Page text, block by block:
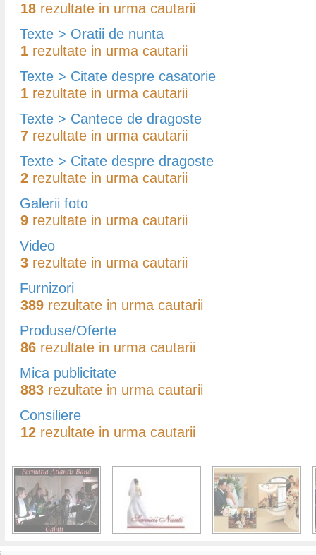
18 rezultate in urma cautarii
Texte > Oratii de nunta
1 rezultate in urma cautarii
Texte > Citate despre casatorie
1 rezultate in urma cautarii
Texte > Cantece de dragoste
7 rezultate in urma cautarii
Texte > Citate despre dragoste
2 rezultate in urma cautarii
Galerii foto
9 rezultate in urma cautarii
Video
3 rezultate in urma cautarii
Furnizori
389 rezultate in urma cautarii
Produse/Oferte
86 rezultate in urma cautarii
Mica publicitate
883 rezultate in urma cautarii
Consiliere
12 rezultate in urma cautarii